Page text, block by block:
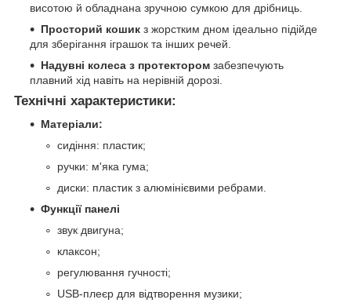
висотою й обладнана зручною сумкою для дрібниць.
Просторий кошик з жорстким дном ідеально підійде
для зберігання іграшок та інших речей.
Надувні колеса з протектором забезпечують
плавний хід навіть на нерівній дорозі.
Технічні характеристики:
Матеріали:
сидіння: пластик;
ручки: м'яка гума;
диски: пластик з алюмінієвими ребрами.
Функції панелі
звук двигуна;
клаксон;
регулювання гучності;
USB-плеєр для відтворення музики;